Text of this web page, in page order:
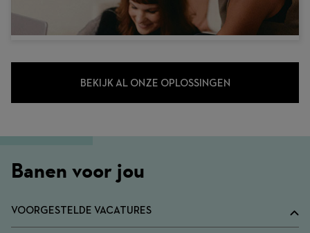
BEKIJK AL ONZE OPLOSSINGEN
Banen voor jou
VOORGESTELDE VACATURES